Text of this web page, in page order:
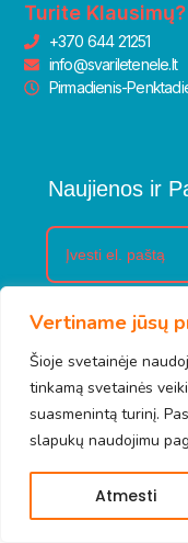
Vertiname jūsų
Šioje svetainėje
tinkamą svetainės
suasmenintą turinį.
slapukų naudojimu
Atmesti
Turite Klausimų?
+370 644 21251
info@svariletenele.lt
Pirmadienis-
Naujienos ir
© 2026 Švari